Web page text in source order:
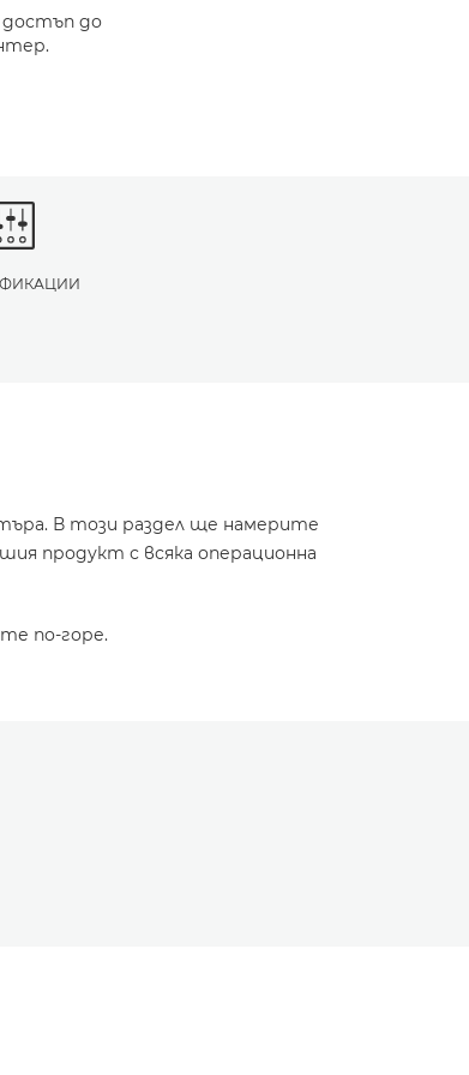
до
В този раздел ще намерите
продукт с всяка операционна
по-горе.